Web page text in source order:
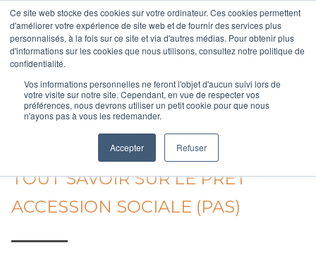
Ce site web stocke des cookies sur votre ordinateur. Ces cookies permettent
d'améliorer votre expérience de site web et de fournir des services plus
personnalisés, à la fois sur ce site et via d'autres médias. Pour obtenir plus
d'informations sur les cookies que nous utilisons, consultez notre politique de
confidentialité.
Vos informations personnelles ne feront l'objet d'aucun suivi lors de
votre visite sur notre site. Cependant, en vue de respecter vos
préférences, nous devrons utiliser un petit cookie pour que nous
n'ayons pas à vous les redemander.
Accepter Refuser
Aller
au
contenu
principal
Votre courtier en accession à la propriété
TOUT SAVOIR SUR LE PRÊT
ACCESSION SOCIALE (PAS)